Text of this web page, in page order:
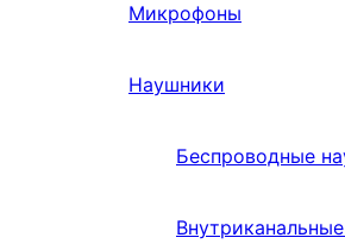
Микрофоны
Наушники
Беспроводные